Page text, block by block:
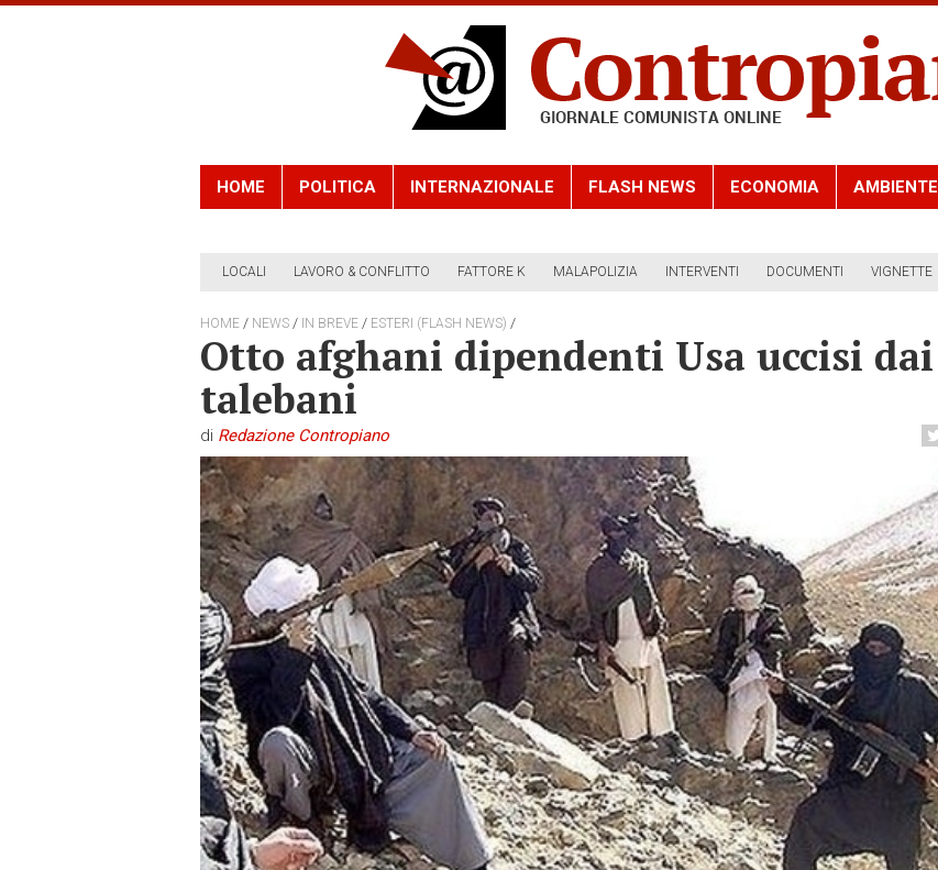
HOME POLITICA INTERNAZIONALE FLASH NEWS ECONOMIA AMBIENTE
LOCALI LAVORO & CONFLITTO FATTORE K MALAPOLIZIA INTERVENTI DOCUMENTI VIGNETTE
HOME / NEWS / IN BREVE / ESTERI (FLASH NEWS) /
Otto afghani dipendenti Usa uccisi dai
talebani
di Redazione Contropiano